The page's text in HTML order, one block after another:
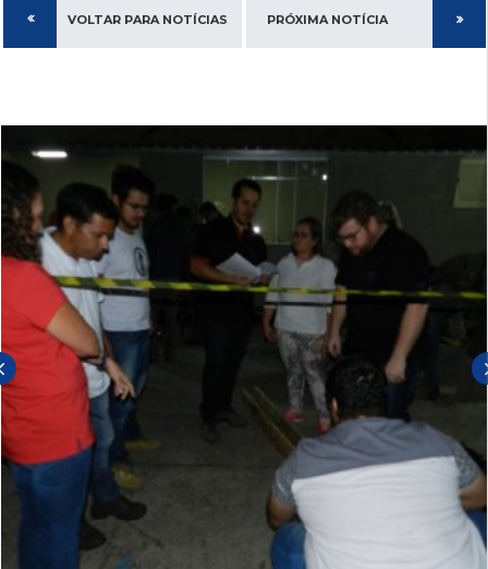
VOLTAR PARA NOTÍCIAS PRÓXIMA NOTÍCIA